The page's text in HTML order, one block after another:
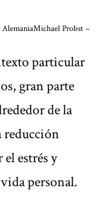
AlemaniaMichael Probst –
particular
gran parte
de la
reducción
estrés y
personal.